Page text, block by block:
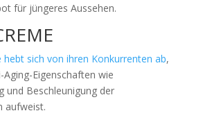
für jüngeres Aussehen.
hebt sich von ihren Konkurrenten ab,
Eigenschaften wie
und Beschleunigung der
aufweist.